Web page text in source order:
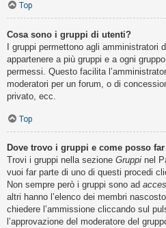
Top
Cosa sono i gruppi di utenti?
I gruppi permettono agli amministratori
appartenere a più gruppi e a ogni
permessi. Questo facilita
moderatori per un forum, o di
privato, ecc.
Top
Dove trovo i gruppi e come posso
Trovi i gruppi nella sezione Gruppi nel
vuoi far parte di uno di questi procedi
Non sempre però i gruppi sono ad
altri hanno l’elenco dei membri
chiedere l’ammissione cliccando sul
l’approvazione del moderatore del